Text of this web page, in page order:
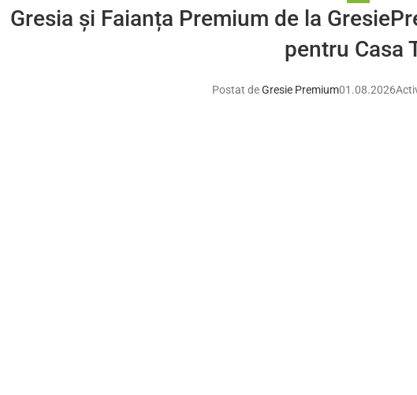
Gresia și Faianța Premium de la
pentru Casa
Postat de Gresie Premium01.08.2026